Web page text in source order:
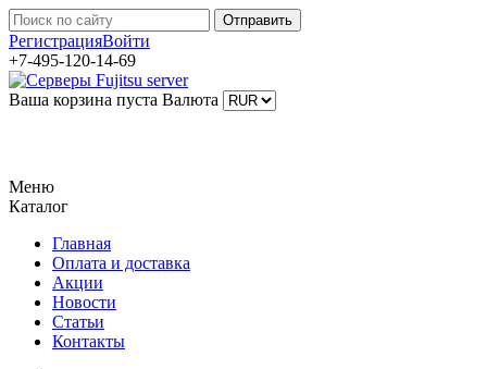
РегистрацияВойти
+7-495-120-14-69
Ваша корзина пуста Валюта
Меню
Каталог
Главная
Оплата и доставка
Акции
Новости
Статьи
Контакты